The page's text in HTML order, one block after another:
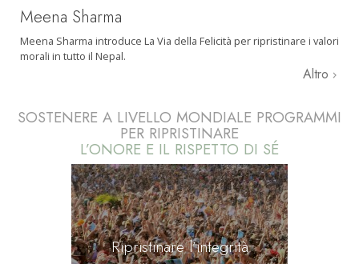
Meena Sharma
Meena Sharma introduce La Via della Felicità per ripristinare i valori
morali in tutto il Nepal.
Altro
SOSTENERE A LIVELLO MONDIALE PROGRAMMI
PER RIPRISTINARE
L’ONORE E IL RISPETTO DI SÉ
Ripristinare l’integrità